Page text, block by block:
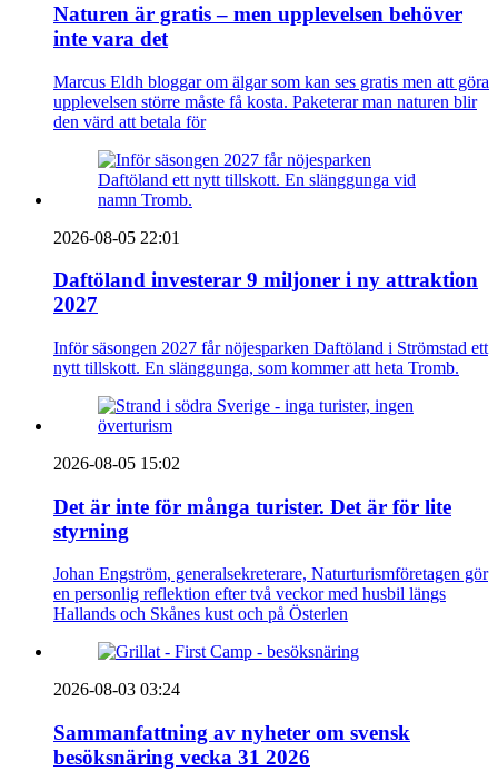
Naturen är gratis – men upplevelsen behöver
inte vara det
Marcus Eldh bloggar om älgar som kan ses gratis men att göra
upplevelsen större måste få kosta. Paketerar man naturen blir
den värd att betala för
2026-08-05 22:01
Daftöland investerar 9 miljoner i ny attraktion
2027
Inför säsongen 2027 får nöjesparken Daftöland i Strömstad ett
nytt tillskott. En slänggunga, som kommer att heta Tromb.
2026-08-05 15:02
Det är inte för många turister. Det är för lite
styrning
Johan Engström, generalsekreterare, Naturturismföretagen gör
en personlig reflektion efter två veckor med husbil längs
Hallands och Skånes kust och på Österlen
2026-08-03 03:24
Sammanfattning av nyheter om svensk
besöksnäring vecka 31 2026